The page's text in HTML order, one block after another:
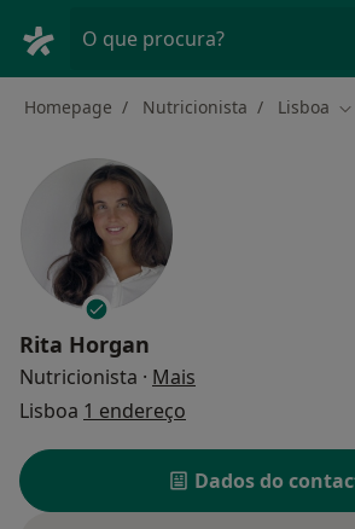
O que procura?
Homepage Nutricionista Lisboa
Rita Horgan
Nutricionista · Mais
Lisboa 1 endereço
Dados do